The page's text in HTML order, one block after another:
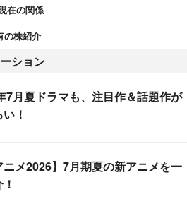
在の関係
の株紹介
ション
7月夏ドラマも、注目作＆話題作が
！
ニメ2026】7月期夏の新アニメを一